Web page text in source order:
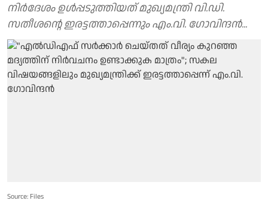
നിർദേശം ഉൾപ്പടുത്തിയത് മുഖ്യമന്ത്രി വി.ഡി.
സതീശൻ്റെ ഇരട്ടത്താപ്പെന്നും എം.വി. ഗോവിന്ദൻ...
Source: Files